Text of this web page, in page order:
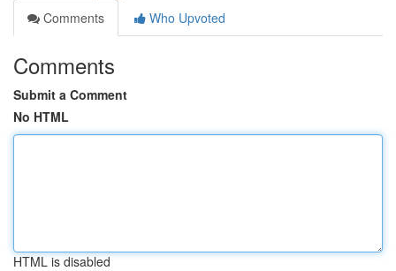
Comments
Who Upvoted
Comments
Submit a Comment
No HTML
HTML is disabled